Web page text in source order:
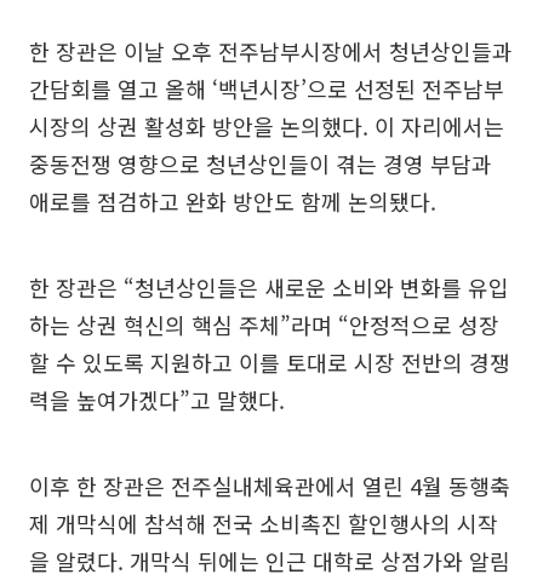
한 장관은 이날 오후 전주남부시장에서 청년상인들과
간담회를 열고 올해 ‘백년시장’으로 선정된 전주남부
시장의 상권 활성화 방안을 논의했다. 이 자리에서는
중동전쟁 영향으로 청년상인들이 겪는 경영 부담과
애로를 점검하고 완화 방안도 함께 논의됐다.
한 장관은 “청년상인들은 새로운 소비와 변화를 유입
하는 상권 혁신의 핵심 주체”라며 “안정적으로 성장
할 수 있도록 지원하고 이를 토대로 시장 전반의 경쟁
력을 높여가겠다”고 말했다.
이후 한 장관은 전주실내체육관에서 열린 4월 동행축
제 개막식에 참석해 전국 소비촉진 할인행사의 시작
을 알렸다. 개막식 뒤에는 인근 대학로 상점가와 알림